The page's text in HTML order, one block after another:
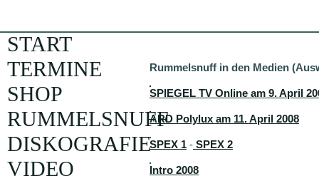
Rummelsnuff in den Medien
SPIEGEL TV Online am 9. April
ARD Polylux am 11. April 2008
SPEX 1 - SPEX 2
Intro 2008
START
TERMINE
SHOP
RUMMELSNUFF
DISKOGRAFIE
VIDEO